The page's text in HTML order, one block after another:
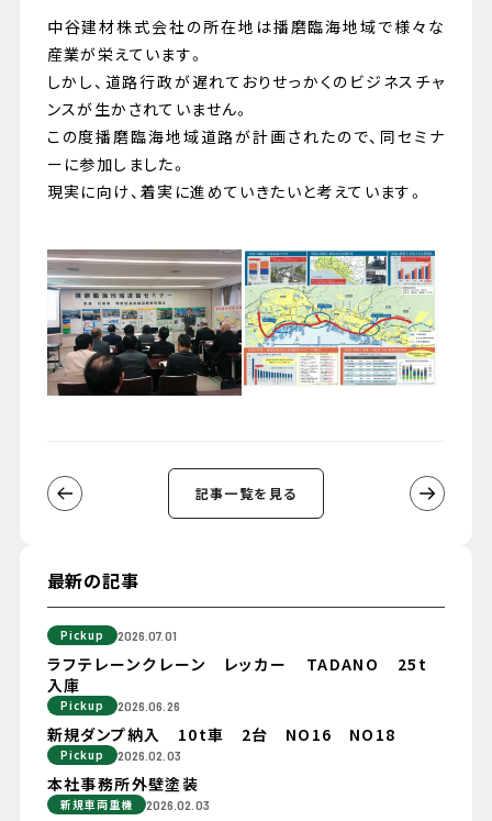
中谷建材株式会社の所在地は播磨臨海地域で様々な
産業が栄えています。
しかし、道路行政が遅れておりせっかくのビジネスチャ
ンスが生かされていません。
この度播磨臨海地域道路が計画されたので、同セミナ
ーに参加しました。
現実に向け、着実に進めていきたいと考えています。
記事一覧を見る
最新の記事
Pickup 2026.07.01
ラフテレーンクレーン レッカー TADANO 25t
入庫
Pickup 2026.06.26
新規ダンプ納入 10t車 2台 NO16 NO18
Pickup 2026.02.03
本社事務所外壁塗装
新規車両重機 2026.02.03